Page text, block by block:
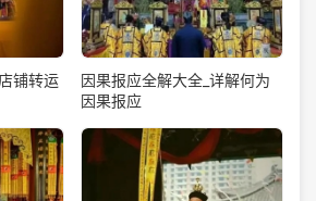
铺转运
因果报应全解大全_详解何为
因果报应